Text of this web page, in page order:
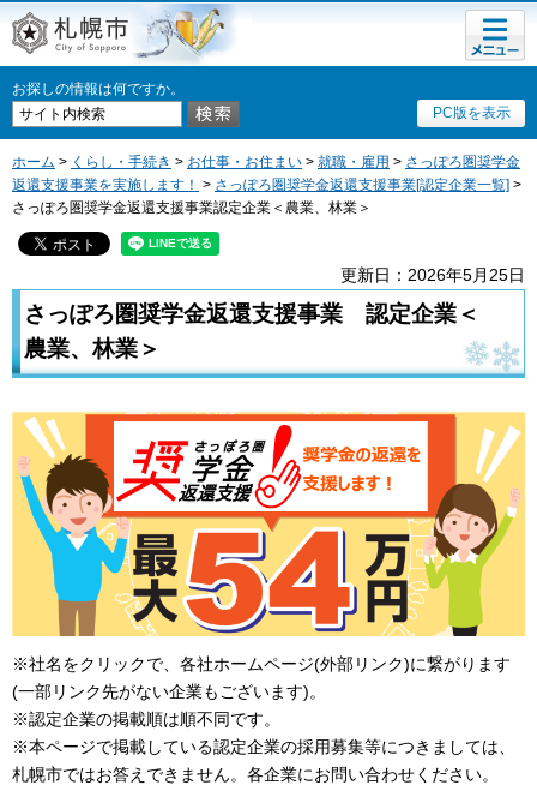
札幌市
お探しの情報は何ですか。
PC版を表示
メニュ
ー
ホーム > くらし・手続き > お仕事・お住まい > 就職・雇用 > さっぽろ圏奨学金
返還支援事業を実施します！ > さっぽろ圏奨学金返還支援事業[認定企業一覧] >
さっぽろ圏奨学金返還支援事業認定企業＜農業、林業＞
更新日：2026年5月25日
さっぽろ圏奨学金返還支援事業
認定企業＜
農業、林業＞
※社名をクリックで、各社ホームページ(外部リンク)に繋がります
(一部リンク先がない企業もございます)。
※認定企業の掲載順は順不同です。
※本ページで掲載している認定企業の採用募集等につきましては、
札幌市ではお答えできません。各企業にお問い合わせください。